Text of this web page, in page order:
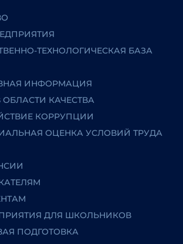
ТЕХНОЛОГИЧЕСКАЯ БАЗА
ИНФОРМАЦИЯ
КАЧЕСТВА
КОРРУПЦИИ
ОЦЕНКА УСЛОВИЙ ТРУДА
ДЛЯ ШКОЛЬНИКОВ
ПОДГОТОВКА